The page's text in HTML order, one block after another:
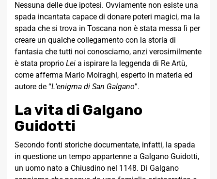
Nessuna delle due ipotesi. Ovviamente non esiste una
spada incantata capace di donare poteri magici, ma la
spada che si trova in Toscana non è stata messa lì per
creare un qualche collegamento con la storia di
fantasia che tutti noi conosciamo, anzi verosimilmente
è stata proprio Lei a ispirare la leggenda di Re Artù,
come afferma Mario Moiraghi, esperto in materia ed
autore de “L’enigma di San Galgano”.
La vita di Galgano
Guidotti
Secondo fonti storiche documentate, infatti, la spada
in questione un tempo appartenne a Galgano Guidotti,
un uomo nato a Chiusdino nel 1148. Di Galgano